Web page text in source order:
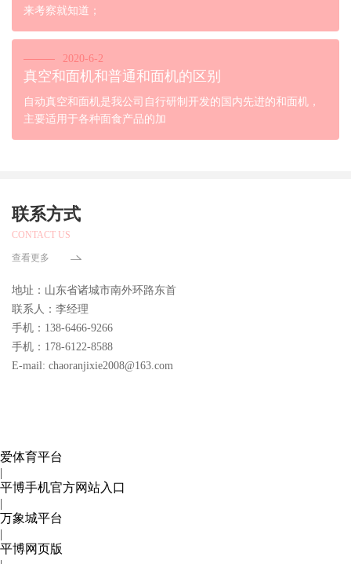
来考察就知道；
2020-6-2
真空和面机和普通和面机的区别
自动真空和面机是我公司自行研制开发的国内先进的和面机，
主要适用于各种面食产品的加
联系方式
CONTACT US
查看更多
地址：山东省诸城市南外环路东首
联系人：李经理
手机：138-6466-9266
手机：178-6122-8588
E-mail: chaoranjixie2008@163.com
爱体育平台
|
平博手机官方网站入口
|
万象城平台
|
平博网页版